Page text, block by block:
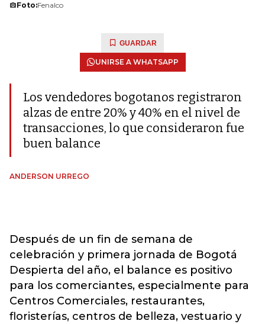
Foto:Fenalco
GUARDAR
UNIRSE A WHATSAPP
Los vendedores bogotanos registraron
alzas de entre 20% y 40% en el nivel de
transacciones, lo que consideraron fue
buen balance
ANDERSON URREGO
Después de un fin de semana de
celebración y primera jornada de Bogotá
Despierta del año, el balance es positivo
para los comerciantes, especialmente para
Centros Comerciales, restaurantes,
floristerías, centros de belleza, vestuario y